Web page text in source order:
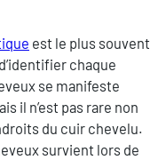
est le plus souvent
chaque
se manifeste
il n’est pas rare non
du cuir chevelu.
survient lors de